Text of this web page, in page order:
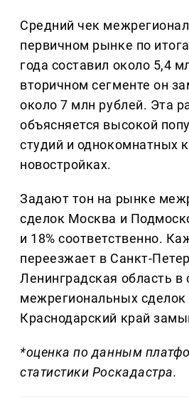
Средний чек
первичном рынке по
года составил около 5,4
вторичном сегменте он
около 7 млн рублей. Эта
объясняется высокой
студий и однокомнатных
новостройках.
Задают тон на рынке
сделок Москва и
и 18% соответственно.
переезжает в Санкт-
Ленинградская область в
межрегиональных сделок
Краснодарский край
*оценка по данным
статистики Роскадастра.